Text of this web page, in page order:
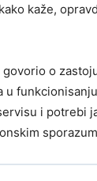
kaže,
govorio o
u
i potrebi